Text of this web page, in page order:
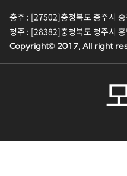
충주 : [27502]충청북도 충주시
청주 : [28382]충청북도 청주시
Copyright© 2017. All right